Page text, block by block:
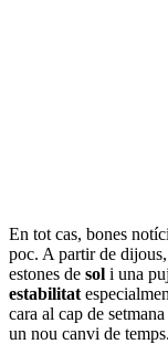
En tot cas, bones
poc. A partir de
estones de sol i una
estabilitat
cara al cap de
un nou canvi de temps.